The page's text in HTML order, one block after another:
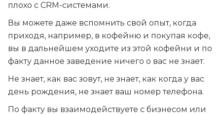
плохо с CRM-системами.
Вы можете даже вспомнить свой опыт, когда
приходя, например, в кофейню и покупая кофе,
вы в дальнейшем уходите из этой кофейни и по
факту данное заведение ничего о вас не знает.
Не знает, как вас зовут, не знает, как когда у вас
день рождения, не знает ваш номер телефона.
По факту вы взаимодействуете с бизнесом или